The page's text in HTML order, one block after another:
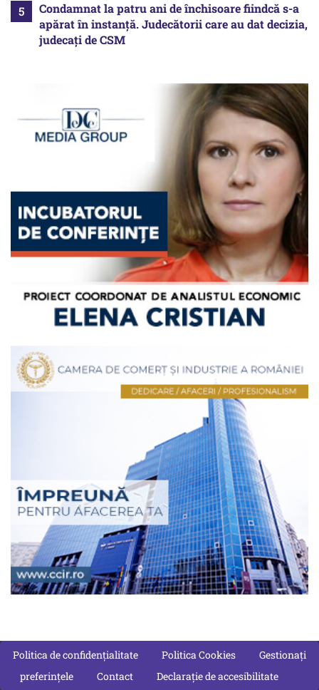
Condamnat la patru ani de închisoare fiindcă s-a
apărat în instanță. Judecătorii care au dat decizia,
judecați de CSM
Politica de confidențialitate Politica Cookies
Gestionați
preferințele
Contact Declarație de accesibilitate